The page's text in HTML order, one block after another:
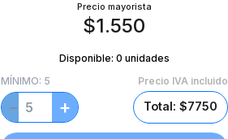
Precio mayorista
$1.550
Disponible: 0 unidades
MÍNIMO: 5 Precio IVA incluido
− + Total: $7750